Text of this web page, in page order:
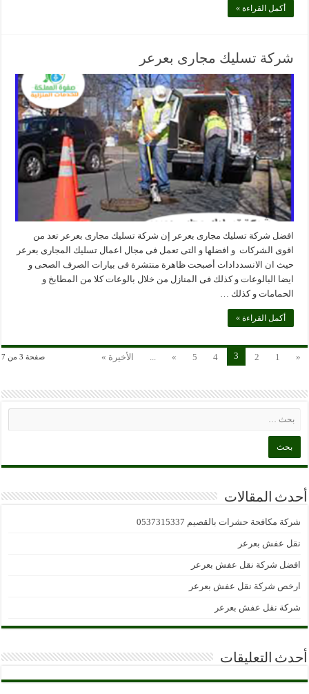
أكمل القراءة »
شركة تسليك مجارى بعرعر
افضل شركة تسليك مجارى بعرعر إن شركة تسليك مجارى بعرعر تعد من
اقوى الشركات و افضلها و التى تعمل فى مجال اعمال تسليك المجارى بعرعر
حيث ان الانسددادات أصبحت ظاهرة منتشرة فى بيارات الصرف الصحى و
ايضا البالوعات و كذلك فى المنازل من خلال بالوعات كلا من المطابخ و
الحمامات و كذلك …
أكمل القراءة »
صفحة 3 من 7 «
1
2
3
4
5
»
... الأخيرة »
أحدث المقالات
شركة مكافحة حشرات بالقصيم 0537315337
نقل عفش بعرعر
افضل شركة نقل عفش بعرعر
ارخص شركة نقل عفش بعرعر
شركة نقل عفش بعرعر
أحدث التعليقات